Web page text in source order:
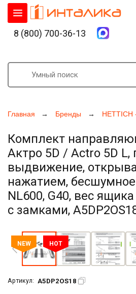
Главная Бренды HETTICH
Комплект
Актро 5D / Actro 5D L,
выдвижение,
нажатием,
NL600, G40, вес
с замками,
NEW HOT
Артикул: A5DP2OS18
8 (800) 700-36-13